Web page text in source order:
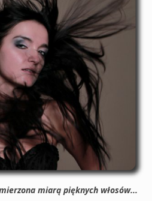
miarą pięknych włosów...